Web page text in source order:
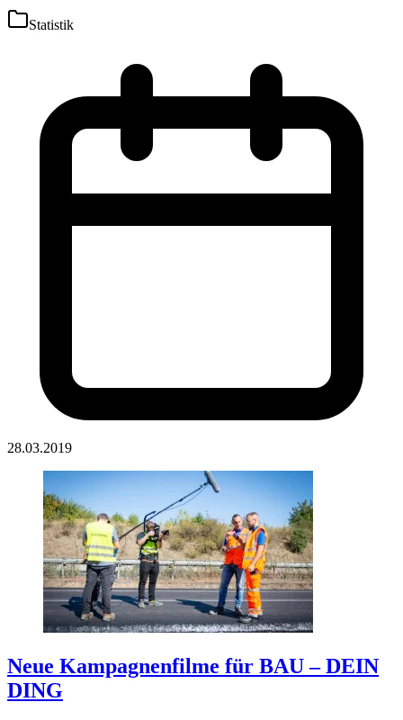
Statistik
28.03.2019
Neue Kampagnenfilme für BAU – DEIN
DING